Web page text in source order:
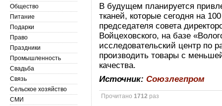
В будущем планируется
тканей, которые сегодня на
председателя совета
Войцеховского, на базе
исследовательский центр по
производить товары с
качества.
Источник:Союзлегпром
Прочитано1712 раз
Общество
Питание
Подарки
Право
Праздники
Промышленность
Свадьба
Связь
Сельское хозяйство
СМИ